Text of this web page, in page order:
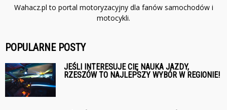
Wahacz.pl to portal motoryzacyjny dla fanów samochodów i
motocykli.
POPULARNE POSTY
JEŚLI INTERESUJE CIĘ NAUKA JAZDY,
RZESZÓW TO NAJLEPSZY WYBÓR W REGIONIE!